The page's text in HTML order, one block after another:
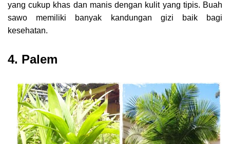
yang cukup khas dan manis dengan kulit yang tipis. Buah
sawo memiliki banyak kandungan gizi baik bagi
kesehatan.
4. Palem